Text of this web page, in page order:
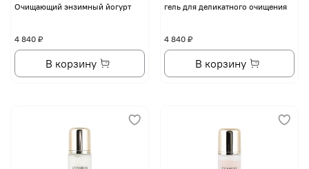
Очищающий энзимный йогурт
4 840 ₽
В корзину
гель для деликатного очищения
4 840 ₽
В корзину